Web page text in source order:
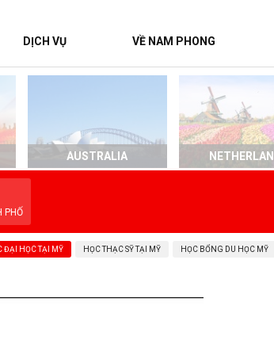
DỊCH VỤ VỀ NAM PHONG
AUSTRALIA
PHỐ
ĐẠI HỌC TẠI MỸ HỌC THẠC SỸ TẠI MỸ HỌC BỔNG DU HỌC MỸ